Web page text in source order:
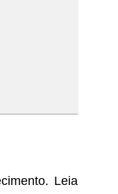
Leia